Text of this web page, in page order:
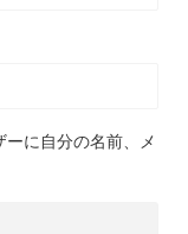
に自分の名前、メ